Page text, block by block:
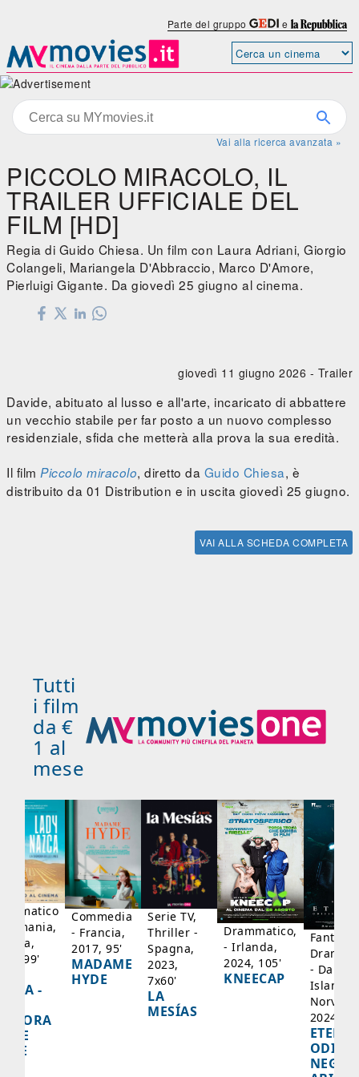
Parte del gruppo e
Vai alla ricerca avanzata »
PICCOLO MIRACOLO, IL
TRAILER UFFICIALE DEL
FILM [HD]
Regia di Guido Chiesa. Un film con Laura Adriani, Giorgio
Colangeli, Mariangela D'Abbraccio, Marco D'Amore,
Pierluigi Gigante. Da giovedì 25 giugno al cinema.
giovedì 11 giugno 2026 - Trailer
Davide, abituato al lusso e all'arte, incaricato di abbattere
un vecchio stabile per far posto a un nuovo complesso
residenziale, sfida che metterà alla prova la sua eredità.
Il film Piccolo miracolo, diretto da Guido Chiesa, è
distribuito da 01 Distribution e in uscita giovedì 25 giugno.
VAI ALLA SCHEDA COMPLETA
Tutti
i film
da €
1 al
mese
99'
-
Commedia
- Francia,
2017, 95'
MADAME
HYDE
Serie TV,
Thriller -
Spagna,
2023,
7x60'
LA
MESÍAS
Drammatico,
- Irlanda,
2024, 105'
KNEECAP
-
Islanda,
2024,
NEGLI